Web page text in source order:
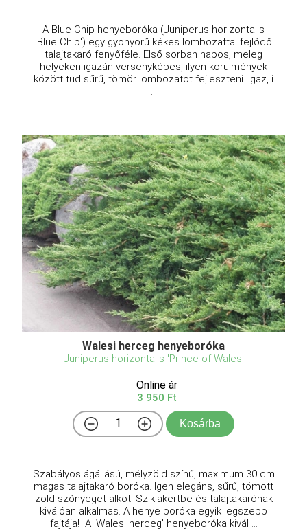
A Blue Chip henyeboróka (Juniperus horizontalis
'Blue Chip') egy gyönyörű kékes lombozattal fejlődő
talajtakaró fenyőféle. Első sorban napos, meleg
helyeken igazán versenyképes, ilyen körülmények
között tud sűrű, tömör lombozatot fejleszteni. Igaz, i
...
Walesi herceg henyeboróka
Juniperus horizontalis 'Prince of Wales'
Online ár
3 950 Ft
Kosárba
Szabályos ágállású, mélyzöld színű, maximum 30 cm
magas talajtakaró boróka. Igen elegáns, sűrű, tömött
zöld szőnyeget alkot. Sziklakertbe és talajtakarónak
kiválóan alkalmas. A henye boróka egyik legszebb
fajtája! A 'Walesi herceg' henyeboróka kivál ...